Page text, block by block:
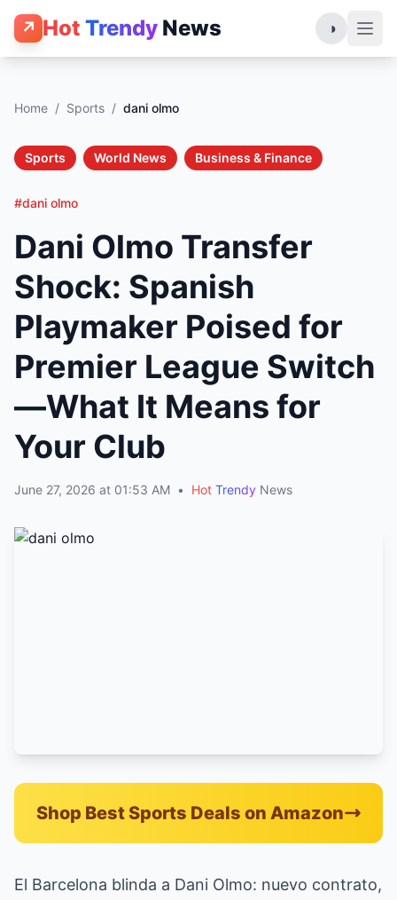
↗ Hot Trendy News ◑
Home / Sports / dani olmo
Sports World News Business & Finance
#dani olmo
Dani Olmo Transfer
Shock: Spanish
Playmaker Poised for
Premier League Switch
—What It Means for
Your Club
June 27, 2026 at 01:53 AM • Hot Trendy News
Shop Best Sports Deals on Amazon
El Barcelona blinda a Dani Olmo: nuevo contrato,